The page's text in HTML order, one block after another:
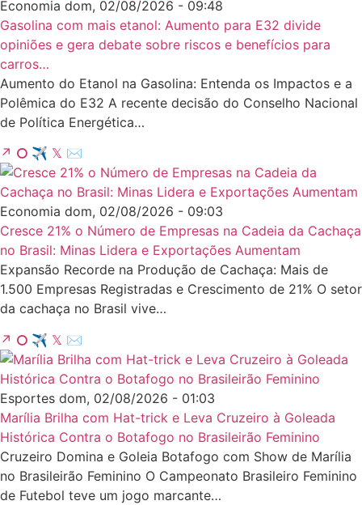
Economia dom, 02/08/2026 - 09:48
Gasolina com mais etanol: Aumento para E32 divide
opiniões e gera debate sobre riscos e benefícios para
carros…
Aumento do Etanol na Gasolina: Entenda os Impactos e a
Polêmica do E32 A recente decisão do Conselho Nacional
de Política Energética…
↗ ⭘ ✈ 𝕏 ✉
Economia dom, 02/08/2026 - 09:03
Cresce 21% o Número de Empresas na Cadeia da Cachaça
no Brasil: Minas Lidera e Exportações Aumentam
Expansão Recorde na Produção de Cachaça: Mais de
1.500 Empresas Registradas e Crescimento de 21% O setor
da cachaça no Brasil vive…
↗ ⭘ ✈ 𝕏 ✉
Esportes dom, 02/08/2026 - 01:03
Marília Brilha com Hat-trick e Leva Cruzeiro à Goleada
Histórica Contra o Botafogo no Brasileirão Feminino
Cruzeiro Domina e Goleia Botafogo com Show de Marília
no Brasileirão Feminino O Campeonato Brasileiro Feminino
de Futebol teve um jogo marcante…